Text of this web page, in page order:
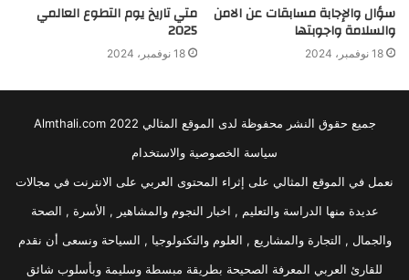
سؤال والإجابة مسابقات عن الامن
والسلامة واجوبتها
18 نوفمبر، 2024
متي تاريخ يوم التطوع العالمي
2025
18 نوفمبر، 2024
جميع حقوق النشر محفوظة لدى الموقع المثالي 2022 Almthali.com
سياسة الخصوصية والاستخدام
نعمل في الموقع المثالي على إثراء المحتوى العربي على الانترنت في مجالات
عديدة منها الدراسة والتعليم , اخبار النجوم والمشاهير , الأسرة , الصحة
والجمال , التجارة والمشاريع , العلوم والتكنولوجيا , السياحة ونسعى أن نقدم
للقارئ العربي المعرفة الصحيحة بطريقة مبسطة وسليمة وبأسلوب شائق